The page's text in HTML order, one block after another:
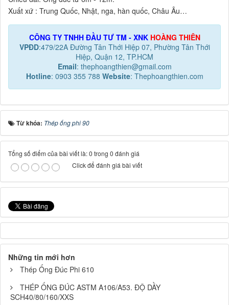
Xuất xứ : Trung Quốc, Nhật, nga, hàn quốc, Châu Âu…
CÔNG TY TNHH ĐẦU TƯ TM - XNK HOÀNG THIÊN
VPĐD:479/22A Đường Tân Thới Hiệp 07, Phường Tân Thới
Hiệp, Quận 12, TP.HCM
Email: thephoangthien@gmail.com
Hotline: 0903 355 788 Website: Thephoangthien.com
Từ khóa: Thép ống phi 90
Tổng số điểm của bài viết là: 0 trong 0 đánh giá
Click để đánh giá bài viết
Những tin mới hơn
Thép Ống Đúc Phi 610
THÉP ỐNG ĐÚC ASTM A106/A53. ĐỘ DẦY
SCH40/80/160/XXS